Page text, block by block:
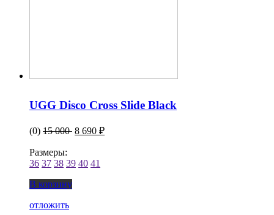
UGG Disco Cross Slide Black
(0) 15 000 8 690 ₽
Размеры:
36 37 38 39 40 41
В корзину
отложить